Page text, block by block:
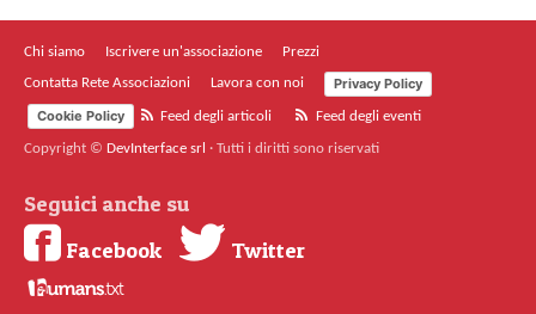
Chi siamo Iscrivere un'associazione
Prezzi
Contatta Rete Associazioni
Lavora con noi
Privacy Policy
Cookie Policy
Feed degli articoli Feed degli eventi
Copyright © DevInterface srl · Tutti i diritti sono riservati
Seguici anche su
Facebook
Twitter